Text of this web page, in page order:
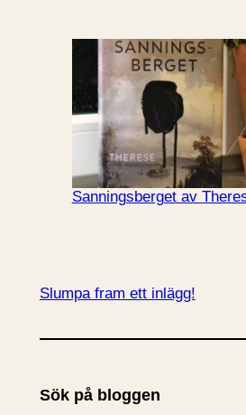
Sanningsberget av
Slumpa fram ett inlägg!
Sök på bloggen